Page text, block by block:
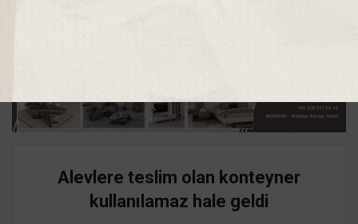
Alevlere teslim olan konteyner
kullanılamaz hale geldi